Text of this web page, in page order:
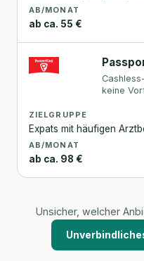
AB/MONAT
ab ca. 55 €
keine
ZIELGRUPPE
Expats mit häufigen
AB/MONAT
ab ca. 98 €
Unsicher, welcher